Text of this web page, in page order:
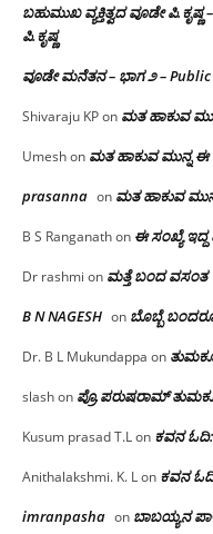
ಬಹುಮುಖ ವ್ಯಕ್ತಿತ್ವದ ವೂಡೇ ಪಿ.ಕೃಷ್ಣ
ಪಿ.ಕೃಷ್ಣ
ವೂಡೇ ಮನೆತನ – ಭಾಗ ೨ – Public
Shivaraju KPon ಮತ ಹಾಕುವ
Umeshon ಮತ ಹಾಕುವ ಮುನ್ನ
prasanna on ಮತ ಹಾಕುವ
B S Ranganathon ಈ ಸಂಖ್ಯೆ ಇದ್ದ
Dr rashmi on ಮತ್ತೆ ಬಂದ ವಸಂತ
B N NAGESH on ಬೊಬ್ಬೆ
Dr. B L Mukundappa on
slashon ಪ್ರೊ.ಪರುಷರಾಮ್
Kusum prasad T.Lon ಕವನ
Anithalakshmi. K. Lon ಕವನ
imranpasha on ಬಾಬಯ್ಯನ